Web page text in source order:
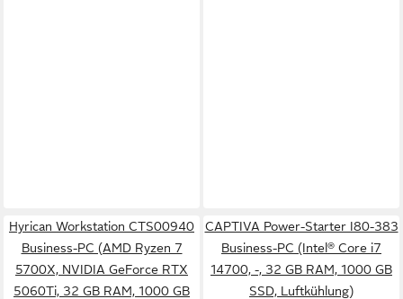
Hyrican Workstation CTS00940
Business-PC (AMD Ryzen 7
5700X, NVIDIA GeForce RTX
5060Ti, 32 GB RAM, 1000 GB
CAPTIVA Power-Starter I80-383
Business-PC (Intel® Core i7
14700, -, 32 GB RAM, 1000 GB
SSD, Luftkühlung)